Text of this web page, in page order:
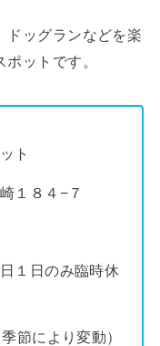
ドッグランなどを楽
ットです。
ト
１８４−７
１日のみ臨時休
節により変動）